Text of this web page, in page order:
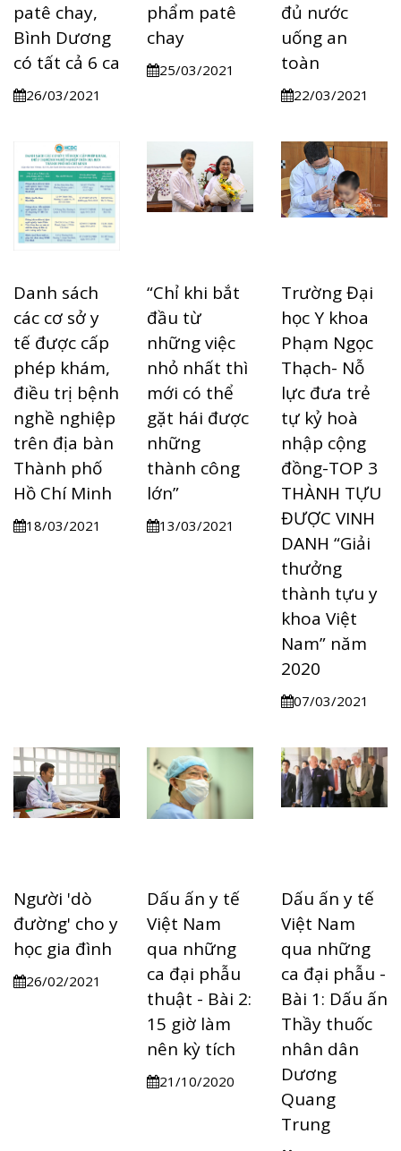
patê chay,
Bình Dương
có tất cả 6 ca
26/03/2021
phẩm patê
chay
25/03/2021
đủ nước
uống an
toàn
22/03/2021
Danh sách
các cơ sở y
tế được cấp
phép khám,
điều trị bệnh
nghề nghiệp
trên địa bàn
Thành phố
Hồ Chí Minh
18/03/2021
“Chỉ khi bắt
đầu từ
những việc
nhỏ nhất thì
mới có thể
gặt hái được
những
thành công
lớn”
13/03/2021
Trường Đại
học Y khoa
Phạm Ngọc
Thạch- Nỗ
lực đưa trẻ
tự kỷ hoà
nhập cộng
đồng-TOP 3
THÀNH TỰU
ĐƯỢC VINH
DANH “Giải
thưởng
thành tựu y
khoa Việt
Nam” năm
2020
07/03/2021
Người 'dò
đường' cho y
học gia đình
26/02/2021
Dấu ấn y tế
Việt Nam
qua những
ca đại phẫu
thuật - Bài 2:
15 giờ làm
nên kỳ tích
21/10/2020
Dấu ấn y tế
Việt Nam
qua những
ca đại phẫu -
Bài 1: Dấu ấn
Thầy thuốc
nhân dân
Dương
Quang
Trung